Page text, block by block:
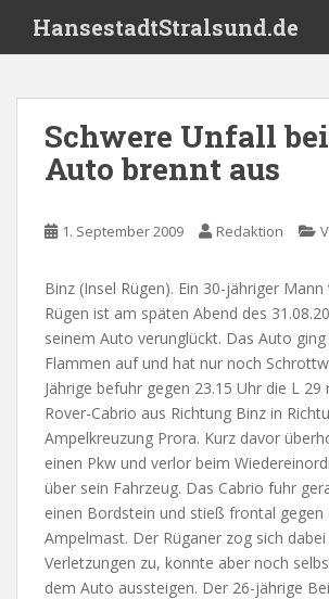
i
HansestadtStralsund.de
Schwere Unfall
Auto brennt aus
1. September 2009 Redaktion
Binz (Insel Rügen). Ein 30-jähriger
Rügen ist am späten Abend des
seinem Auto verunglückt. Das Auto ging
Flammen auf und hat nur noch
Jährige befuhr gegen 23.15 Uhr die L 29
Rover-Cabrio aus Richtung Binz in
Ampelkreuzung Prora. Kurz davor
einen Pkw und verlor beim
über sein Fahrzeug. Das Cabrio fuhr
einen Bordstein und stieß frontal gegen
Ampelmast. Der Rüganer zog sich
Verletzungen zu, konnte aber noch
dem Auto aussteigen. Der 26-jährige